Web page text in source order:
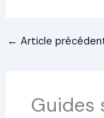
← Article
Guides